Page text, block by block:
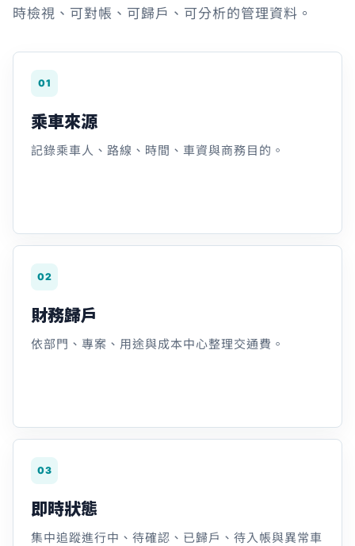
時檢視、可對帳、可歸戶、可分析的管理資料。
01
乘車來源
記錄乘車人、路線、時間、車資與商務目的。
02
財務歸戶
依部門、專案、用途與成本中心整理交通費。
03
即時狀態
集中追蹤進行中、待確認、已歸戶、待入帳與異常車